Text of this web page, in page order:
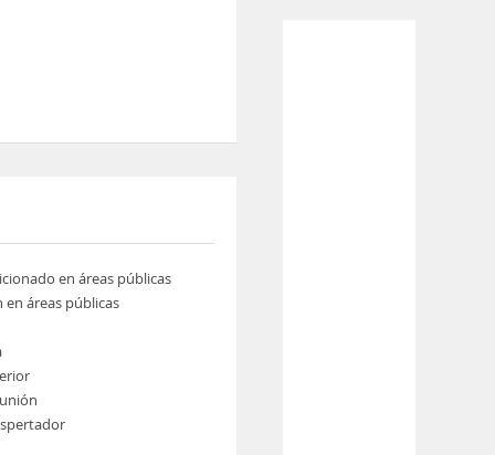
en áreas públicas
en áreas públicas